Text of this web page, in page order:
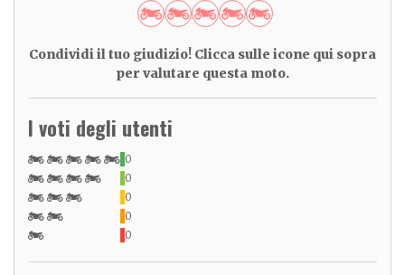
Condividi il tuo giudizio! Clicca sulle icone qui sopra
per valutare questa moto.
I voti degli utenti
0
0
0
0
0